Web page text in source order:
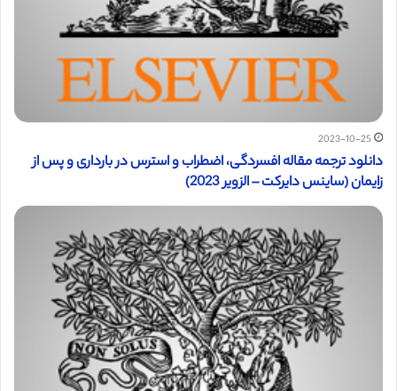
2023-10-25
دانلود ترجمه مقاله افسردگی، اضطراب و استرس در بارداری و پس از
زایمان (ساینس دایرکت – الزویر 2023)